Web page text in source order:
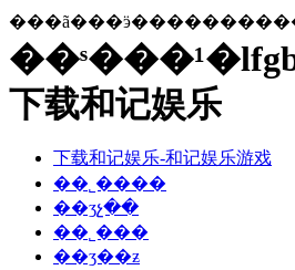
下载和记娱乐
下载和记娱乐-和记娱乐游戏
��˾����
��ʒչ��
��˾���
��ʒ��ƶ